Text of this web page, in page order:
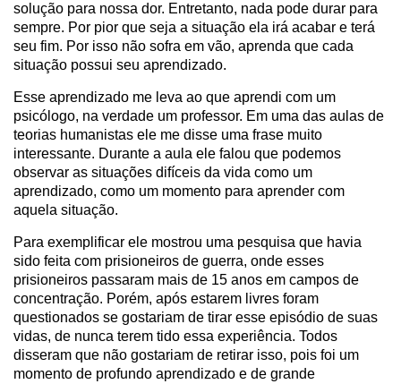
solução para nossa dor. Entretanto, nada pode durar para
sempre. Por pior que seja a situação ela irá acabar e terá
seu fim. Por isso não sofra em vão, aprenda que cada
situação possui seu aprendizado.
Esse aprendizado me leva ao que aprendi com um
psicólogo, na verdade um professor. Em uma das aulas de
teorias humanistas ele me disse uma frase muito
interessante. Durante a aula ele falou que podemos
observar as situações difíceis da vida como um
aprendizado, como um momento para aprender com
aquela situação.
Para exemplificar ele mostrou uma pesquisa que havia
sido feita com prisioneiros de guerra, onde esses
prisioneiros passaram mais de 15 anos em campos de
concentração. Porém, após estarem livres foram
questionados se gostariam de tirar esse episódio de suas
vidas, de nunca terem tido essa experiência. Todos
disseram que não gostariam de retirar isso, pois foi um
momento de profundo aprendizado e de grande